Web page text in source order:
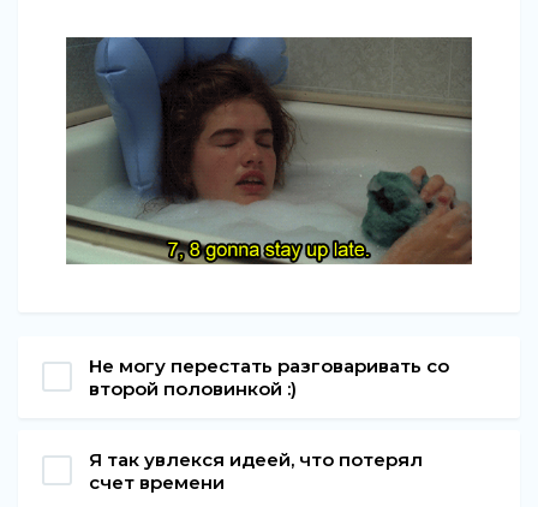
Не могу перестать разговаривать со
второй половинкой :)
Я так увлекся идеей, что потерял
счет времени